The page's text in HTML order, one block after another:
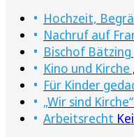
Hochzeit,
Nachruf auf
Bischof Bätzing
Kino und Kirche
Für Kinder
„Wir sind Kirche“
Arbeitsrecht